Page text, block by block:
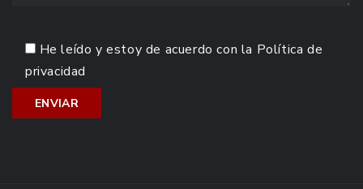
He leído y estoy de acuerdo con la Política de
privacidad